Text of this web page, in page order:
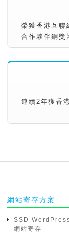
榮獲香港互
合作夥伴銅獎
連續2年獲香
網站寄存方案
SSD
網站寄存